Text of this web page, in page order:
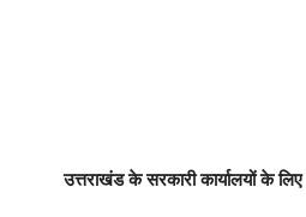
उत्तराखंड के सरकारी कार्यालयों के लिए